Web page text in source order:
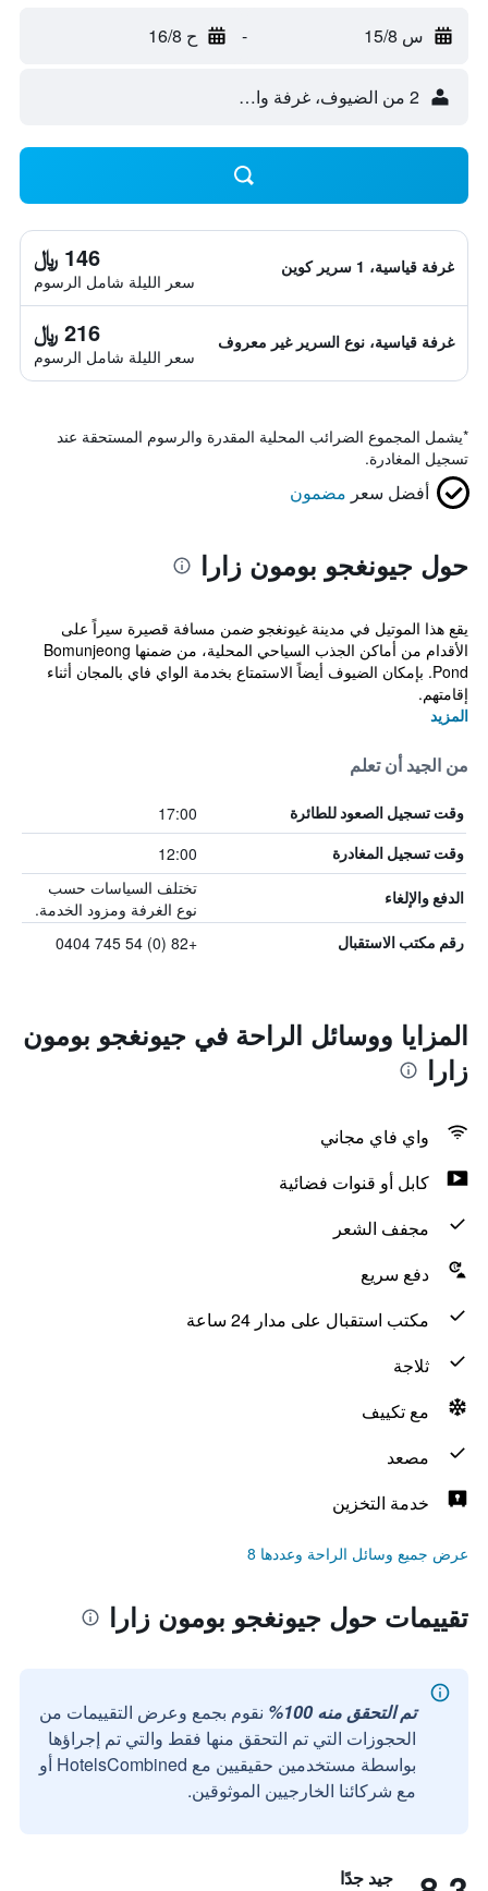
س 15/8 - ح 16/8
2 من الضيوف، غرفة واحدة
غرفة قياسية، 1 سرير كوين 146 ﷼
سعر الليلة شامل الرسوم
غرفة قياسية، نوع السرير غير معروف 216 ﷼
سعر الليلة شامل الرسوم
*يشمل المجموع الضرائب المحلية المقدرة والرسوم المستحقة عند
تسجيل المغادرة.
أفضل سعر مضمون
حول جيونغجو بومون زارا
يقع هذا الموتيل في مدينة غيونغجو ضمن مسافة قصيرة سيراً على
الأقدام من أماكن الجذب السياحي المحلية، من ضمنها Bomunjeong
Pond. بإمكان الضيوف أيضاً الاستمتاع بخدمة الواي فاي بالمجان أثناء
إقامتهم.
المزيد
من الجيد أن تعلم
وقت تسجيل الصعود للطائرة 17:00
وقت تسجيل المغادرة 12:00
الدفع والإلغاء
تختلف السياسات حسب
نوع الغرفة ومزود الخدمة.
رقم مكتب الاستقبال +82 (0) 54 745 0404
المزايا ووسائل الراحة في جيونغجو بومون
زارا
واي فاي مجاني
كابل أو قنوات فضائية
مجفف الشعر
دفع سريع
مكتب استقبال على مدار 24 ساعة
ثلاجة
مع تكييف
مصعد
خدمة التخزين
عرض جميع وسائل الراحة وعددها 8
تقييمات حول جيونغجو بومون زارا
تم التحقق منه 100%
نقوم بجمع وعرض التقييمات من
الحجوزات التي تم التحقق منها فقط والتي تم إجراؤها
بواسطة مستخدمين حقيقيين مع HotelsCombined أو
مع شركائنا الخارجيين الموثوقين.
جيد جدًا